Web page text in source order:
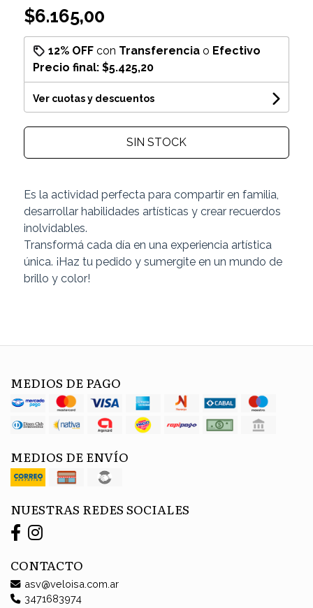
$6.165,00
12% OFFcon Transferenciao Efectivo
Precio final: $5.425,20
Ver cuotas y descuentos
SIN STOCK
Es la actividad perfecta para compartir en familia,
desarrollar habilidades artísticas y crear recuerdos
inolvidables.
Transformá cada día en una experiencia artística
única. ¡Haz tu pedido y sumergite en un mundo de
brillo y color!
MEDIOS DE PAGO
MEDIOS DE ENVÍO
NUESTRAS REDES SOCIALES
CONTACTO
asv@veloisa.com.ar
3471683974